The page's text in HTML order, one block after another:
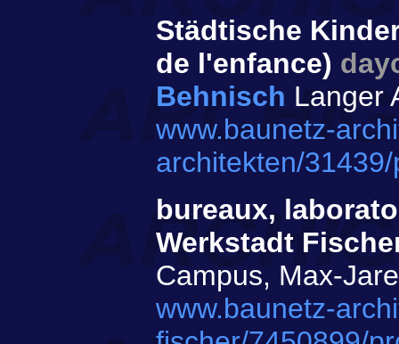
Städtische
de l'enfance)
Behnisch Langer
www.baunetz-
architekten/
bureaux,
Werkstadt
Campus, Max-
www.baunetz-